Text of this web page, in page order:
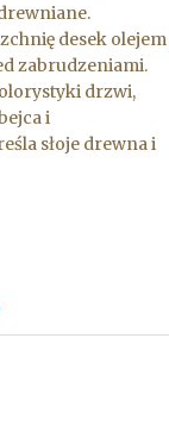
desek olejem
zabrudzeniami.
drzwi,
i
słoje drewna i